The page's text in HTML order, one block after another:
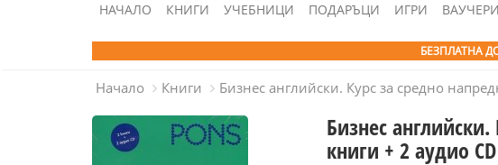
НАЧАЛО КНИГИ УЧЕБНИЦИ ПОДАРЪЦИ ИГРИ ВАУЧЕРИ
БЕЗПЛАТНА
Начало Книги Бизнес английски. Курс за средно
Бизнес
книги + 2 аудио CD